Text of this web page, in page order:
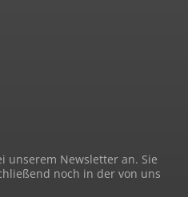
unserem Newsletter an. Sie
noch in der von uns